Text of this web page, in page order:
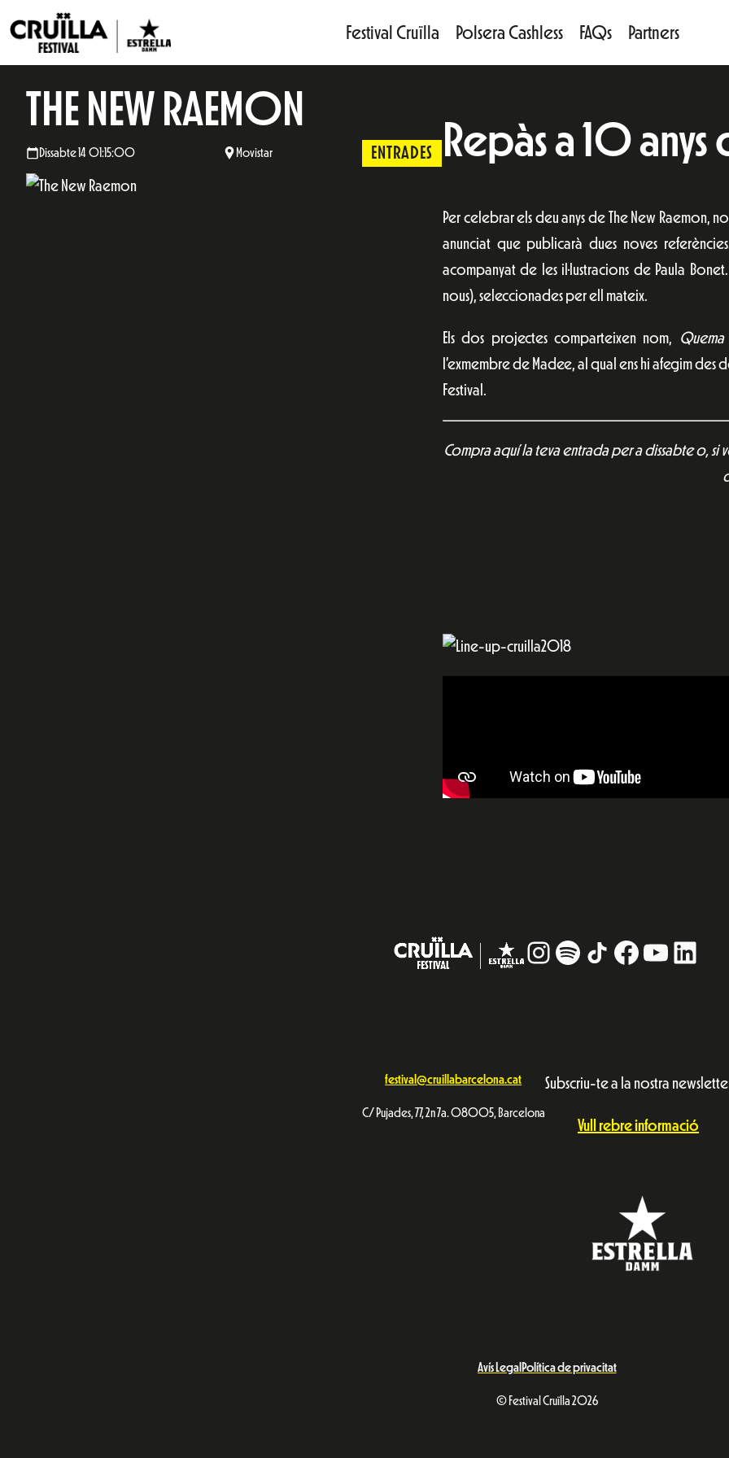
Festival Cruïlla Polsera Cashless FAQs Partners
THE NEW RAEMON
Dissabte 14 01:15:00 Movistar ENTRADES Repàs a 10 anys
Per celebrar els deu anys de The New Raemon,
anunciat que publicarà dues noves
acompanyat de les il·lustracions de Paula
nous), seleccionades per ell mateix.
Els dos projectes comparteixen nom,
l’exmembre de Madee, al qual ens hi afegim
Festival.
Compra aquí la teva entrada per a dissabte o, si
Instagram
# TikTokFacebook
YouTube
festival@cruillabarcelona.cat
C/ Pujades, 77, 2n 7a. 08005, Barcelona
Subscriu-te a la nostra
Vull rebre informació
Avís Legal Política de privacitat
© Festival Cruïlla 2026